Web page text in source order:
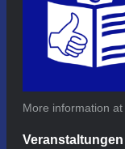
More information at
Veranstaltungen